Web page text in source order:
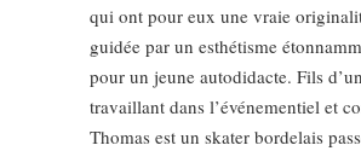
qui ont pour eux une vraie
guidée par un esthétisme
pour un jeune autodidacte. Fils
travaillant dans l’événementiel et
Thomas est un skater bordelais